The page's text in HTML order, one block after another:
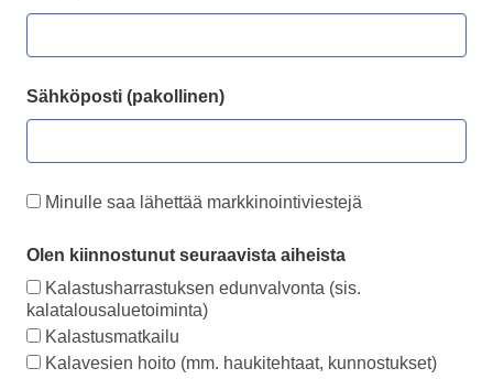
Sähköposti (pakollinen)
Minulle saa lähettää markkinointiviestejä
Olen kiinnostunut seuraavista aiheista
Kalastusharrastuksen edunvalvonta (sis.
kalatalousaluetoiminta)
Kalastusmatkailu
Kalavesien hoito (mm. haukitehtaat, kunnostukset)